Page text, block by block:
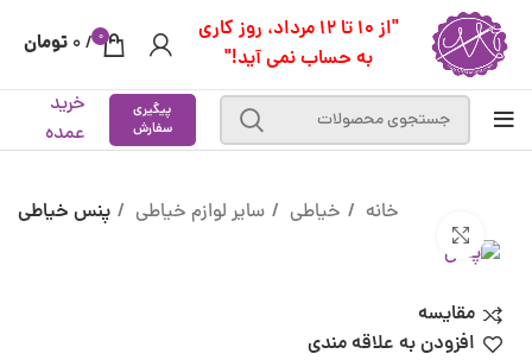
"از 10 تا 12 مرداد، روز کاری
به حساب نمی آید!"
0
/
0 تومان
پیگیری
سفارش
خرید
عمده
خانه خیاطی سایر لوازم خیاطی پنس خیاطی
مقایسه
افزودن به علاقه مندی